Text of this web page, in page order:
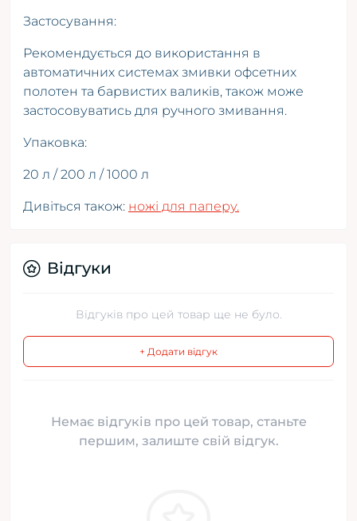
Застосування:
Рекомендується до використання в
автоматичних системах змивки офсетних
полотен та барвистих валиків, також може
застосовуватись для ручного змивання.
Упаковка:
20 л / 200 л / 1000 л
Дивіться також: ножі для паперу.
Відгуки
Відгуків про цей товар ще не було.
+ Додати відгук
Немає відгуків про цей товар, станьте
першим, залиште свій відгук.